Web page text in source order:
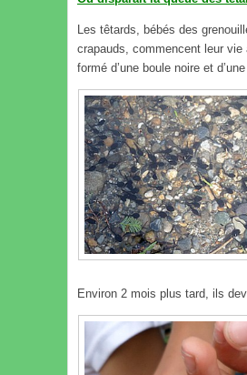
Les têtards, bébés des
crapauds, commencent leur vie
formé d’une boule noire et d’une
Environ 2 mois plus tard, ils